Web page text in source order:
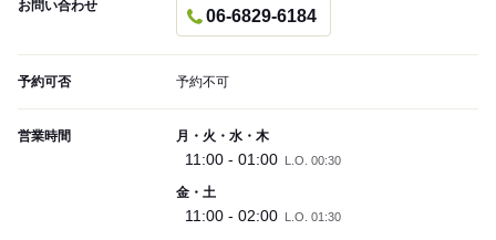
お問い合わせ
06-6829-6184
予約可否 予約不可
営業時間 月・火・水・木
11:00 - 01:00 L.O. 00:30
金・土
11:00 - 02:00 L.O. 01:30